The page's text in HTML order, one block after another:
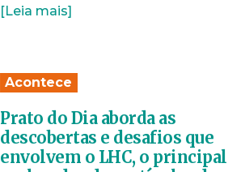
[Leia mais]
Acontece
Prato do Dia aborda as
descobertas e desafios que
envolvem o LHC, o principal